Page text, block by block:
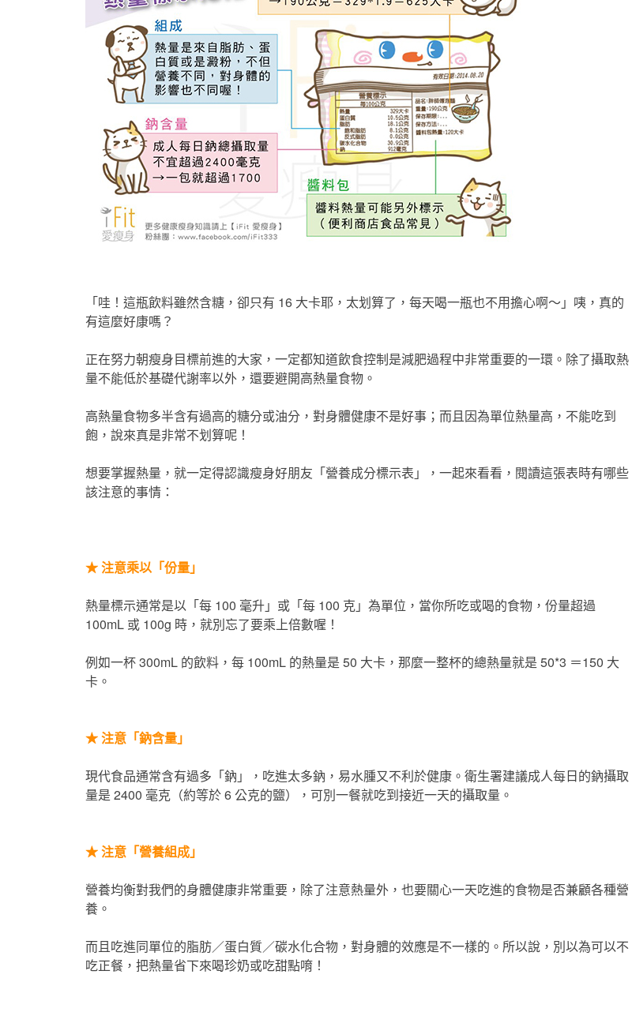
「哇！這瓶飲料雖然含糖，卻只有 16 大卡耶，太划算了，每天喝一瓶也不用擔心啊～」咦，真的
有這麼好康嗎？
正在努力朝瘦身目標前進的大家，一定都知道飲食控制是減肥過程中非常重要的一環。除了攝取熱
量不能低於基礎代謝率以外，還要避開高熱量食物。
高熱量食物多半含有過高的糖分或油分，對身體健康不是好事；而且因為單位熱量高，不能吃到
飽，說來真是非常不划算呢！
想要掌握熱量，就一定得認識瘦身好朋友「營養成分標示表」，一起來看看，閱讀這張表時有哪些
該注意的事情：
★注意乘以「份量」
熱量標示通常是以「每 100 毫升」或「每 100 克」為單位，當你所吃或喝的食物，份量超過
100mL 或 100g 時，就別忘了要乘上倍數喔！
例如一杯 300mL 的飲料，每 100mL 的熱量是 50 大卡，那麼一整杯的總熱量就是 50*3 ＝150 大
卡。
★注意「鈉含量」
現代食品通常含有過多「鈉」，吃進太多鈉，易水腫又不利於健康。衛生署建議成人每日的鈉攝取
量是 2400 毫克（約等於 6 公克的鹽），可別一餐就吃到接近一天的攝取量。
★注意「營養組成」
營養均衡對我們的身體健康非常重要，除了注意熱量外，也要關心一天吃進的食物是否兼顧各種營
養。
而且吃進同單位的脂肪／蛋白質／碳水化合物，對身體的效應是不一樣的。所以說，別以為可以不
吃正餐，把熱量省下來喝珍奶或吃甜點唷！